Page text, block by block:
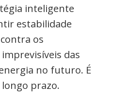
inteligente
estabilidade
os
das
no futuro. É
prazo.